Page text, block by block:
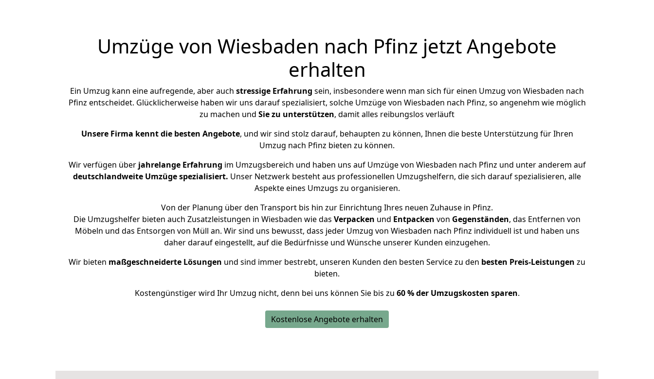
Umzüge von Wiesbaden nach Pfinz jetzt Angebote
erhalten
Ein Umzug kann eine aufregende, aber auch stressige Erfahrung sein, insbesondere wenn man sich für einen Umzug von Wiesbaden nach
Pfinz entscheidet. Glücklicherweise haben wir uns darauf spezialisiert, solche Umzüge von Wiesbaden nach Pfinz, so angenehm wie möglich
zu machen und Sie zu unterstützen, damit alles reibungslos verläuft
Unsere Firma kennt die besten Angebote, und wir sind stolz darauf, behaupten zu können, Ihnen die beste Unterstützung für Ihren
Umzug nach Pfinz bieten zu können.
Wir verfügen überjahrelange Erfahrung im Umzugsbereich und haben uns auf Umzüge von Wiesbaden nach Pfinz und unter anderem auf
deutschlandweite Umzüge spezialisiert. Unser Netzwerk besteht aus professionellen Umzugshelfern, die sich darauf spezialisieren, alle
Aspekte eines Umzugs zu organisieren.
Von der Planung über den Transport bis hin zur Einrichtung Ihres neuen Zuhause in Pfinz.
Die Umzugshelfer bieten auch Zusatzleistungen in Wiesbaden wie das Verpacken und Entpacken von Gegenständen, das Entfernen von
Möbeln und das Entsorgen von Müll an. Wir sind uns bewusst, dass jeder Umzug von Wiesbaden nach Pfinz individuell ist und haben uns
daher darauf eingestellt, auf die Bedürfnisse und Wünsche unserer Kunden einzugehen.
Wir bieten maßgeschneiderte Lösungen und sind immer bestrebt, unseren Kunden den besten Service zu den besten Preis-Leistungen zu
bieten.
Kostengünstiger wird Ihr Umzug nicht, denn bei uns können Sie bis zu 60 % der Umzugskosten sparen.
Kostenlose Angebote erhalten